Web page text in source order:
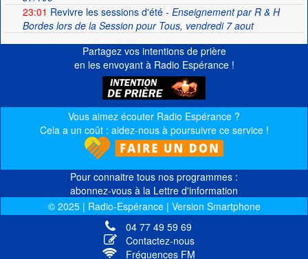
23:01 Revivre les sessions d'été- Enseignement par R & H
Bordes lors de la Session pour Tous, vendredi 7 aout
Partagez vos intentions de prière
en les envoyant à Radio Espérance !
Vous aimez écouter Radio Espérance ?
Cela a un coût : aidez-nous à poursuivre ce service !
Pour connaitre tous nos programmes :
abonnez-vous à la Lettre d'information
© 2025 | Radio-Espérance | Version Smartphone
04 77 49 59 69
Contactez-nous
Fréquences FM